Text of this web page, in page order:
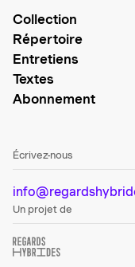
Collection
Répertoire
Entretiens
Textes
Abonnement
Écrivez-nous
Un projet de